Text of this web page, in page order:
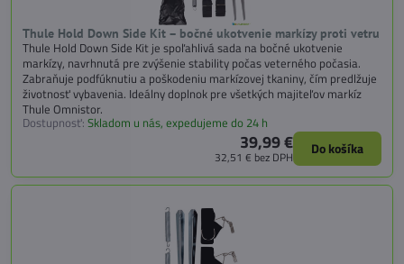
Thule Hold Down Side Kit – bočné ukotvenie markízy proti vetru
Thule Hold Down Side Kit je spoľahlivá sada na bočné ukotvenie
markízy, navrhnutá pre zvýšenie stability počas veterného počasia.
Zabraňuje podfúknutiu a poškodeniu markízovej tkaniny, čím predlžuje
životnosť vybavenia. Ideálny doplnok pre všetkých majiteľov markíz
Thule Omnistor.
Dostupnosť: Skladom u nás, expedujeme do 24 h
39,99 €
32,51 € bez DPH Do košíka